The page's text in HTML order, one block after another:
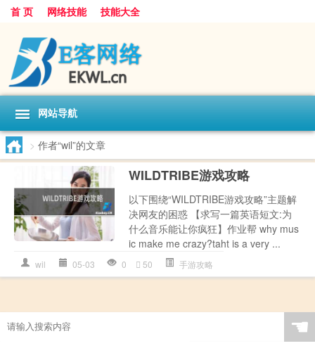
首 页 网络技能 技能大全
网站导航
> 作者“wil”的文章
WILDTRIBE游戏攻略
以下围绕“WILDTRIBE游戏攻略”主题解
决网友的困惑 【求写一篇英语短文:为
什么音乐能让你疯狂】作业帮 why mus
ic make me crazy?taht is a very ...
wil 05-03 0 50 手游攻略
☚